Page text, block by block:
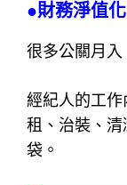
●財務淨值化
很多公關月入
經紀人的工
租、治裝、
袋。